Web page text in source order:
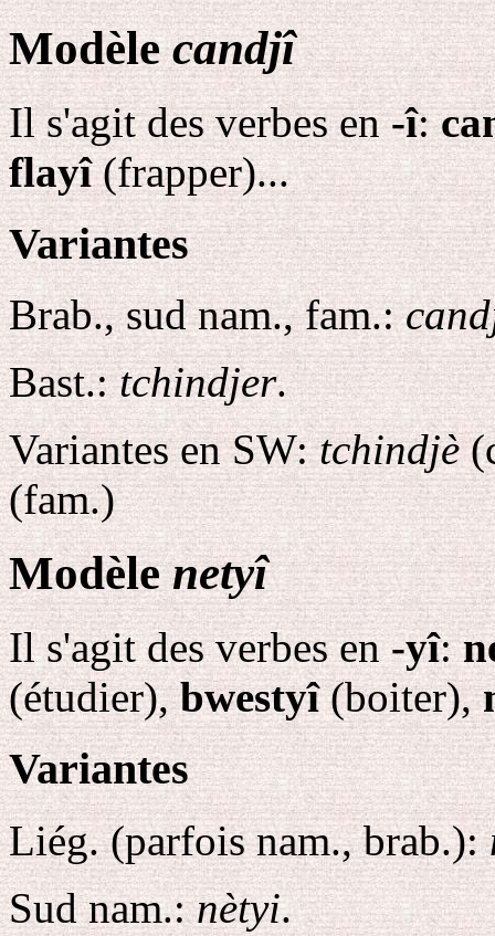
Modèlecandjî
Il s'agit des verbes en-î:
flayî(frapper)...
Variantes
Brab., sud nam., fam.:
Bast.:tchindjer.
Variantes en SW:tchindjè
(fam.)
Modèlenetyî
Il s'agit des verbes en-yî:
(étudier),bwestyî(boiter),
Variantes
Liég. (parfois nam., brab.):
Sud nam.:nètyi.